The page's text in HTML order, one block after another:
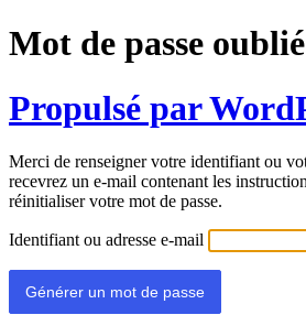
Mot de passe oublié
Propulsé par
Merci de renseigner votre identifiant ou
recevrez un e-mail contenant les
réinitialiser votre mot de passe.
Identifiant ou adresse e-mail